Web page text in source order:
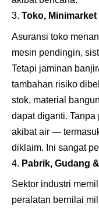
Toko,
Asuransi toko
mesin pendingin,
Tetapi jaminan
tambahan risiko
stok, material
dapat diganti.
akibat air —
diklaim. Ini sangat
Pabrik, Gudang
Sektor industri
peralatan bernilai